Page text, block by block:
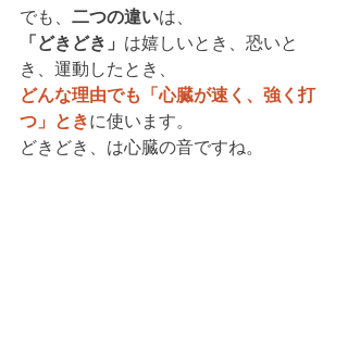
でも、 二つの違いは、
「どきどき」 は嬉しいとき、恐いと
き、運動したとき、
どんな理由でも「心臓が速く、強く打
つ」ときに使います。
どきどき、は心臓の音ですね。